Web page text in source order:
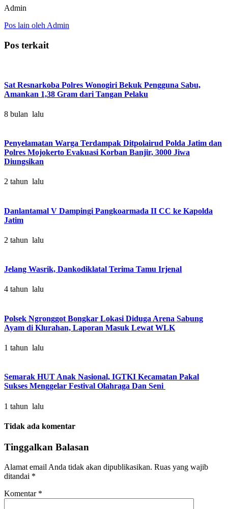
Admin
Pos lain oleh Admin
Pos terkait
Sat Resnarkoba Polres Wonogiri Bekuk Pengguna Sabu,
Amankan 1,38 Gram dari Tangan Pelaku
8 bulan lalu
Penyelamatan Warga Terdampak Ditpolairud Polda Jatim dan
Polres Mojokerto Evakuasi Korban Banjir, 3000 Jiwa
Diungsikan
2 tahun lalu
Danlantamal V Dampingi Pangkoarmada II CC ke Kapolda
Jatim
2 tahun lalu
Jelang Wasrik, Dankodiklatal Terima Tamu Irjenal
4 tahun lalu
Polsek Ngronggot Bongkar Lokasi Diduga Arena Sabung
Ayam di Klurahan, Laporan Masuk Lewat WLK
1 tahun lalu
Semarak HUT Anak Nasional, IGTKI Kecamatan Pakal
Sukses Menggelar Festival Olahraga Dan Seni
1 tahun lalu
Tidak ada komentar
Tinggalkan Balasan
Alamat email Anda tidak akan dipublikasikan. Ruas yang wajib
ditandai *
Komentar *